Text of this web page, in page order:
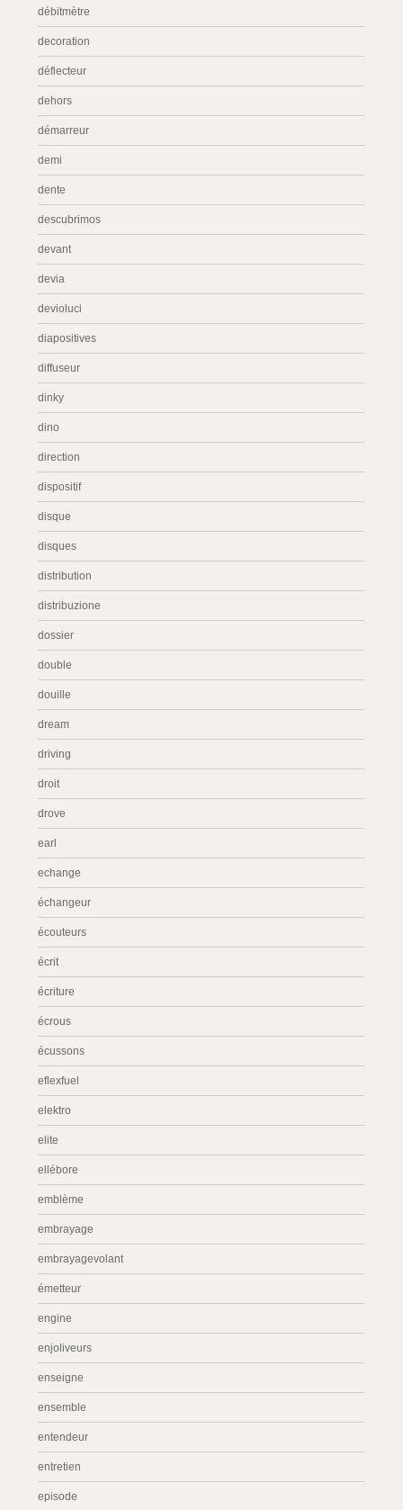
débitmètre
decoration
déflecteur
dehors
démarreur
demi
dente
descubrimos
devant
devia
devioluci
diapositives
diffuseur
dinky
dino
direction
dispositif
disque
disques
distribution
distribuzione
dossier
double
douille
dream
driving
droit
drove
earl
echange
échangeur
écouteurs
écrit
écriture
écrous
écussons
eflexfuel
elektro
elite
ellébore
emblème
embrayage
embrayagevolant
émetteur
engine
enjoliveurs
enseigne
ensemble
entendeur
entretien
episode